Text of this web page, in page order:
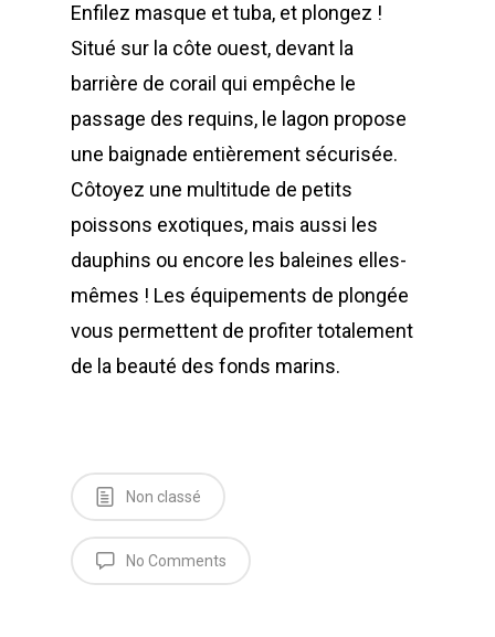
Enfilez masque et tuba, et plongez !
Situé sur la côte ouest, devant la
barrière de corail qui empêche le
passage des requins, le lagon propose
une baignade entièrement sécurisée.
Côtoyez une multitude de petits
poissons exotiques, mais aussi les
dauphins ou encore les baleines elles-
mêmes ! Les équipements de plongée
vous permettent de profiter totalement
de la beauté des fonds marins.
Non classé
No Comments